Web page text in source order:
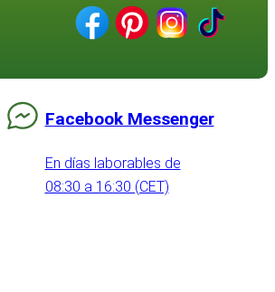
Facebook Messenger
En días laborables de
08:30 a 16:30 (CET)